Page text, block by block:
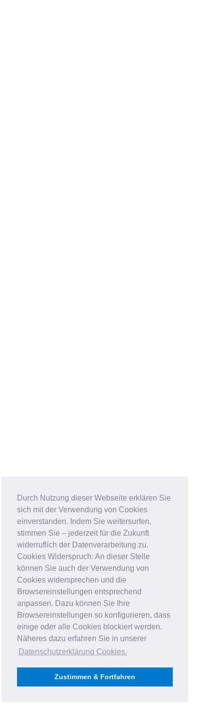
Durch Nutzung dieser Webseite erklären Sie
sich mit der Verwendung von Cookies
einverstanden. Indem Sie weitersurfen,
stimmen Sie – jederzeit für die Zukunft
widerruflich der Datenverarbeitung zu.
Cookies Widerspruch: An dieser Stelle
können Sie auch der Verwendung von
Cookies widersprechen und die
Browsereinstellungen entsprechend
anpassen. Dazu können Sie Ihre
Browsereinstellungen so konfigurieren, dass
einige oder alle Cookies blockiert werden.
Näheres dazu erfahren Sie in unserer
Datenschutzerklärung Cookies.
Zustimmen & Fortfahren